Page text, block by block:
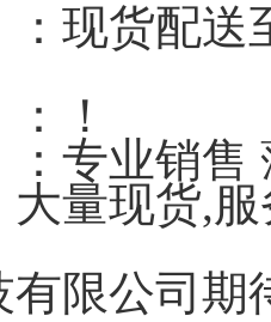
：现货配
！
：专业销
量现货,
限公司期